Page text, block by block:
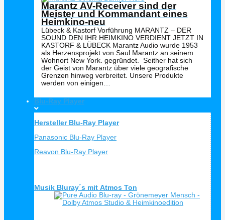
Marantz AV-Receiver sind der
Meister und Kommandant eines
Heimkino-neu
Lübeck & Kastorf Vorführung MARANTZ – DER
SOUND DEN IHR HEIMKINO VERDIENT JETZT IN
KASTORF & LÜBECK Marantz Audio wurde 1953
als Herzensprojekt von Saul Marantz an seinem
Wohnort New York. gegründet. Seither hat sich
der Geist von Marantz über viele geografische
Grenzen hinweg verbreitet. Unsere Produkte
werden von einigen…
Blu-Ray Player
Hersteller Blu-Ray Player
Panasonic Blu-Ray Player
Reavon Blu-Ray Player
Musik Bluray´s mit Atmos Ton